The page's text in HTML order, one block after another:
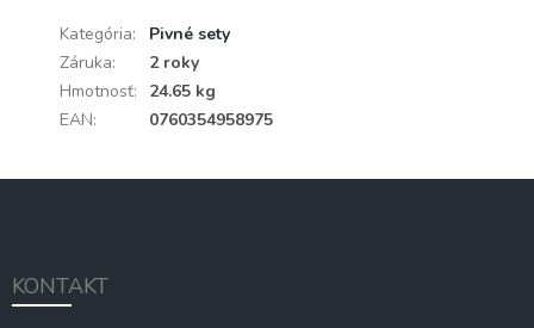
Kategória:
Pivné sety
Záruka:
2 roky
Hmotnosť:
24.65 kg
EAN: 0760354958975
KONTAKT